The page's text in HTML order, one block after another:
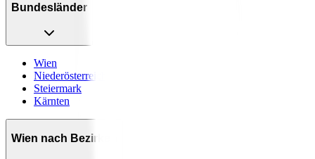
Bundesländer
Wien
Niederösterreich
Steiermark
Kärnten
Wien nach Bezirken